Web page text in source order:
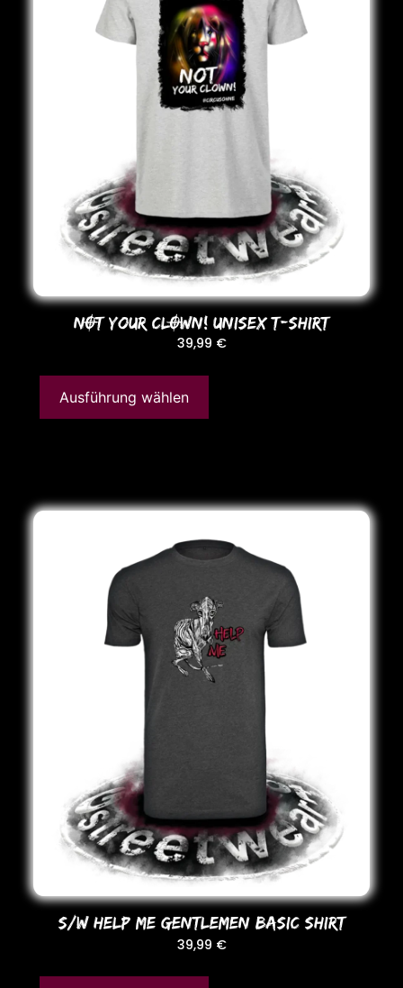
NOT YoUR CLOWN! UNISEX T-SHIRT
39,99 €
Ausführung wählen
S/W HELP ME GENTLEMEN BASIC SHIRT
39,99 €